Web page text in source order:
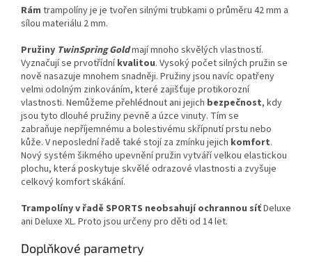
Rám trampolíny je je tvořen silnými trubkami o průměru 42 mm a
sílou materiálu 2 mm.
Pružiny TwinSpring Goldmají mnoho skvělých vlastností.
Vyznačují se prvotřídníkvalitou. Vysoký počet silných pružin se
nově nasazuje mnohem snadněji. Pružiny jsou navíc opatřeny
velmi odolným zinkováním, které zajišťuje protikorozní
vlastnosti. Nemůžeme přehlédnout ani jejich bezpečnost, kdy
jsou tyto dlouhé pružiny pevně a úzce vinuty. Tím se
zabraňuje nepříjemnému a bolestivému skřípnutí prstu nebo
kůže. V neposlední řadě také stojí za zmínku jejich komfort.
Nový systém šikmého upevnění pružin vytváří velkou elastickou
plochu, která poskytuje skvělé odrazové vlastnosti a zvyšuje
celkový komfort skákání.
Trampolíny v řadě SPORTS neobsahují ochrannou síťDeluxe
ani Deluxe XL. Proto jsou určeny pro děti od 14 let.
Doplňkové parametry